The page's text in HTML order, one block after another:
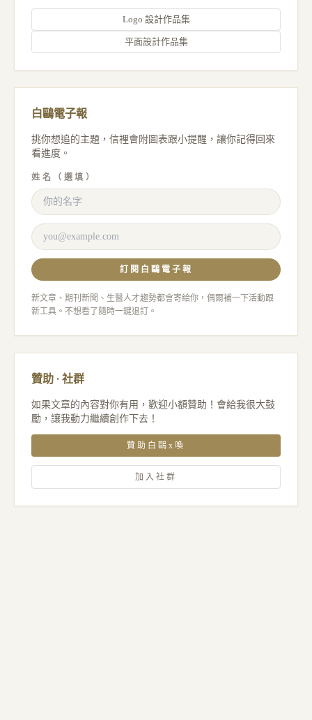
Logo 設計作品集
平面設計作品集
白鷗電子報
挑你想追的主題，信裡會附圖表跟小提醒，讓你記得回來
看進度。
姓名（選填）
訂閱白鷗電子報
新文章、期刊新聞、生醫人才趨勢都會寄給你，偶爾補一下活動跟
新工具。不想看了隨時一鍵退訂。
贊助 · 社群
如果文章的內容對你有用，歡迎小額贊助！會給我很大鼓
勵，讓我動力繼續創作下去！
贊助白鷗x喚
加入社群